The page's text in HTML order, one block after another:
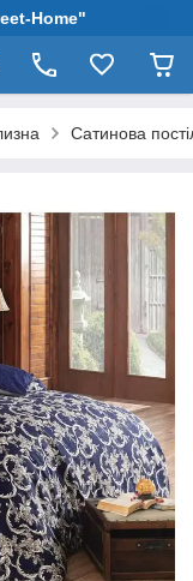
Home"
Сатинова